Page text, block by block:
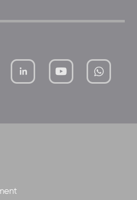
mutterhaus-xMBTtqOwC1KKBww